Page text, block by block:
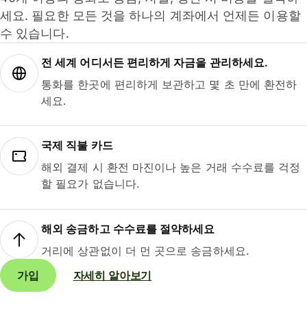
세요. 필요한 모든 것을 하나의 계좌에서 언제든 이용할
수 있습니다.
전 세계 어디서든 편리하게 자금을 관리하세요.
통화를 한곳에 편리하게 보관하고 몇 초 만에 환전하
세요.
국제 직불 카드
해외 결제 시 환전 마진이나 높은 거래 수수료를 걱정
할 필요가 없습니다.
해외 송금하고 수수료를 절약하세요
거리에 상관없이 더 먼 곳으로 송금하세요.
가입
자세히 알아보기